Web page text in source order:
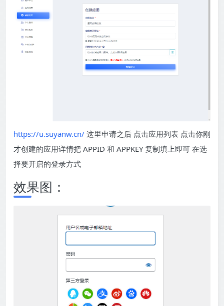
https://u.suyanw.cn/ 这里申请之后 点击应用列表 点击你刚
才创建的应用详情把 APPID 和 APPKEY 复制填上即可 在选
择要开启的登录方式
效果图：